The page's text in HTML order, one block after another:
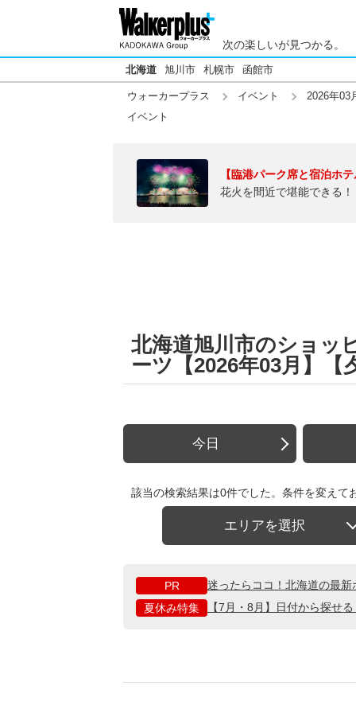
次の楽しいが見つかる。
北海道 旭川市 札幌市 函館市
ウォーカープラス イベント
2026年03
イベント
【臨港パーク席と宿泊ホ
花火を間近で堪能できる
北海道旭川市のショッ
ーツ【2026年03月】【
今日
該当の検索結果は0件でした。条件を変えて
エリアを選択
PR
迷ったらココ！北海道の最
夏休み特集
【7月・8月】日付から探せ